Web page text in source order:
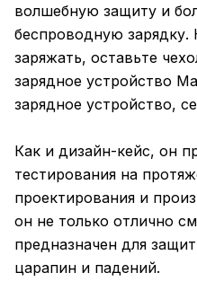
волшебную защиту и
беспроводную зарядку.
заряжать, оставьте
зарядное устройство
зарядное устройство,
Как и дизайн-кейс, он
тестирования на
проектирования и
он не только отлично
предназначен для
царапин и падений.